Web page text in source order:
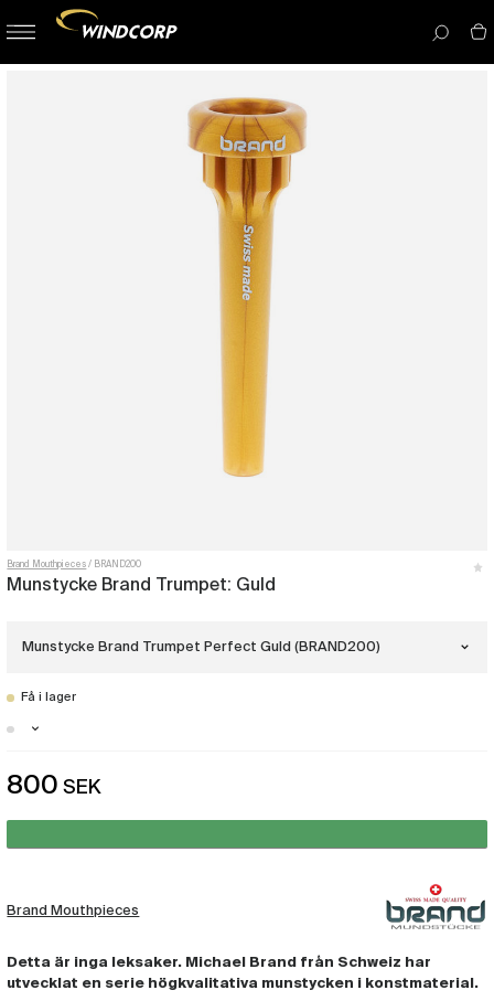
Brand Mouthpieces BRAND200
Munstycke Brand Trumpet: Guld
Munstycke Brand Trumpet Perfect Guld (BRAND200)
Munstycke Brand Trumpet 1 1/2C Guld
Få i lager
Malmö - Just nu slut i lager
800 SEK
Brand Mouthpieces
Detta är inga leksaker. Michael Brand från Schweiz har
utvecklat en serie högkvalitativa munstycken i konstmaterial.